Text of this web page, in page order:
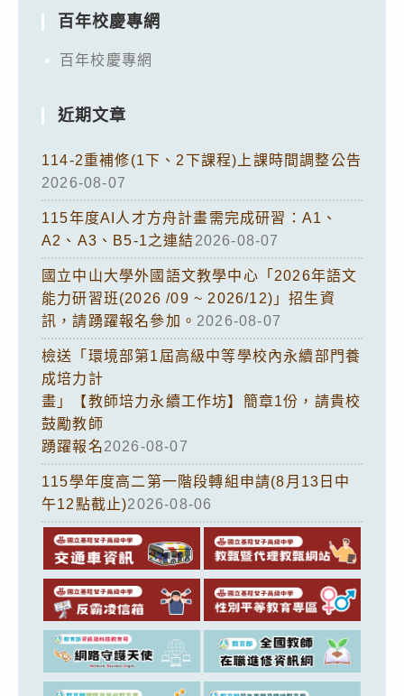
百年校慶專網
百年校慶專網
近期文章
114-2重補修(1下、2下課程)上課時間調整公告
2026-08-07
115年度AI人才方舟計畫需完成研習：A1、
A2、A3、B5-1之連結2026-08-07
國立中山大學外國語文教學中心「2026年語文
能力研習班(2026 /09 ~ 2026/12)」招生資
訊，請踴躍報名參加。 2026-08-07
檢送「環境部第1屆高級中等學校內永續部門養
成培力計
畫」【教師培力永續工作坊】簡章1份，請貴校
鼓勵教師
踴躍報名2026-08-07
115學年度高二第一階段轉組申請(8月13日中
午12點截止)2026-08-06